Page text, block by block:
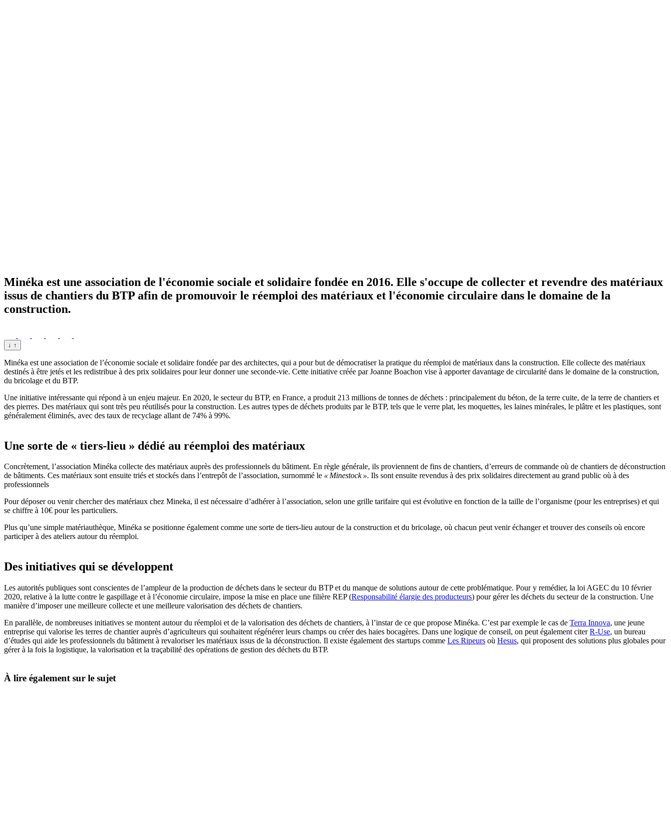
Minéka est une association de l'économie sociale et solidaire fondée en 2016. Elle s'occupe de collecter et revendre des matériaux
issus de chantiers du BTP afin de promouvoir le réemploi des matériaux et l'économie circulaire dans le domaine de la
construction.
↓ ↑
Minéka est une association de l’économie sociale et solidaire fondée par des architectes, qui a pour but de démocratiser la pratique du réemploi de matériaux dans la construction. Elle collecte des matériaux
destinés à être jetés et les redistribue à des prix solidaires pour leur donner une seconde-vie. Cette initiative créée par Joanne Boachon vise à apporter davantage de circularité dans le domaine de la construction,
du bricolage et du BTP.
Une initiative intéressante qui répond à un enjeu majeur. En 2020, le secteur du BTP, en France, a produit 213 millions de tonnes de déchets : principalement du béton, de la terre cuite, de la terre de chantiers et
des pierres. Des matériaux qui sont très peu réutilisés pour la construction. Les autres types de déchets produits par le BTP, tels que le verre plat, les moquettes, les laines minérales, le plâtre et les plastiques, sont
généralement éliminés, avec des taux de recyclage allant de 74% à 99%.
Une sorte de « tiers-lieu » dédié au réemploi des matériaux
Concrètement, l’association Minéka collecte des matériaux auprès des professionnels du bâtiment. En règle générale, ils proviennent de fins de chantiers, d’erreurs de commande où de chantiers de déconstruction
de bâtiments. Ces matériaux sont ensuite triés et stockés dans l’entrepôt de l’association, surnommé le «Minestock». Ils sont ensuite revendus à des prix solidaires directement au grand public où à des
professionnels
Pour déposer ou venir chercher des matériaux chez Mineka, il est nécessaire d’adhérer à l’association, selon une grille tarifaire qui est évolutive en fonction de la taille de l’organisme (pour les entreprises) et qui
se chiffre à 10€ pour les particuliers.
Plus qu’une simple matériauthèque, Minéka se positionne également comme une sorte de tiers-lieu autour de la construction et du bricolage, où chacun peut venir échanger et trouver des conseils où encore
participer à des ateliers autour du réemploi.
Des initiatives qui se développent
Les autorités publiques sont conscientes de l’ampleur de la production de déchets dans le secteur du BTP et du manque de solutions autour de cette problématique. Pour y remédier, la loi AGEC du 10 février
2020, relative à la lutte contre le gaspillage et à l’économie circulaire, impose la mise en place une filière REP (Responsabilité élargie des producteurs) pour gérer les déchets du secteur de la construction. Une
manière d’imposer une meilleure collecte et une meilleure valorisation des déchets de chantiers.
En parallèle, de nombreuses initiatives se montent autour du réemploi et de la valorisation des déchets de chantiers, à l’instar de ce que propose Minéka. C’est par exemple le cas de Terra Innova, une jeune
entreprise qui valorise les terres de chantier auprès d’agriculteurs qui souhaitent régénérer leurs champs ou créer des haies bocagères. Dans une logique de conseil, on peut également citerR-Use, un bureau
d’études qui aide les professionnels du bâtiment à revaloriser les matériaux issus de la déconstruction. Il existe également des startups comme Les Ripeurs où Hesus, qui proposent des solutions plus globales pour
gérer à la fois la logistique, la valorisation et la traçabilité des opérations de gestion des déchets du BTP.
À lire également sur le sujet